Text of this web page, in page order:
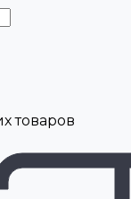
товаров